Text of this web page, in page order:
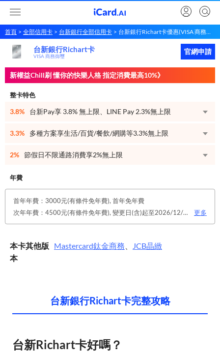
首頁 全部信用卡 台新銀行全部信用卡 台新銀行Richart卡優惠(VISA 商務御璽)
台新銀行Richart卡 立即申請
台新銀行Richart卡
VISA 商務御璽
官網申請
新權益Chill刷 懂你的快樂人格 指定消費最高10%》
整卡特色
3.8% 台新Pay享 3.8% 無上限、LINE Pay 2.3%無上限
3.3% 多種方案享生活/百貨/餐飲/網購等3.3%無上限
2% 節假日不限通路消費享2%無上限
年費
首年年費：3000元(有條件免年費), 首年免年費
次年年費：4500元(有條件免年費), 變更日(含)起至2026/12/31止，符合原卡別之免年費消費條件 或 使用台新信用卡數位帳單(包含電子/行動帳單)且生效，即享免年費優惠。
更多
本卡其他版
本
Mastercard鈦金商務 JCB晶緻
台新銀行Richart卡完整攻略
台新Richart卡好嗎？